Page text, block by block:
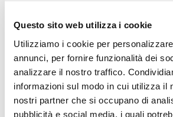
Questo sito web utilizza i cookie
Utilizziamo i cookie per
annunci, per fornire funzionalità dei
analizzare il nostro traffico.
informazioni sul modo in cui utilizza il
nostri partner che si occupano di
pubblicità e social media, i quali
Oggetto:
LAVORI EDILI ED IDRAULICI PER
MANUTENZIONI ORDINARIE IN
Codice Fiscale: